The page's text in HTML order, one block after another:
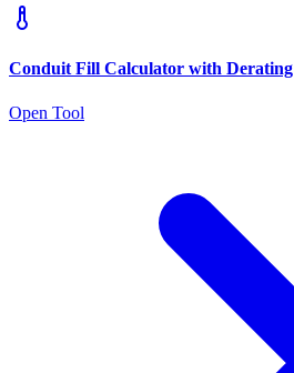
Conduit Fill Calculator with Derating
Open Tool